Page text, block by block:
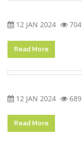
12 JAN 2024 704
Read More
12 JAN 2024 689
Read More